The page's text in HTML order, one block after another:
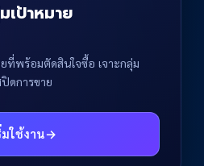
เป้าหมาย
ที่พร้อมตัดสินใจซื้อ เจาะกลุ่ม
ดการขาย
มใช้งาน→